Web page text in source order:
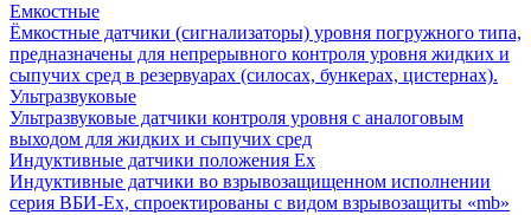
Емкостные
Ёмкостные датчики (сигнализаторы) уровня погружного типа,
предназначены для непрерывного контроля уровня жидких и
сыпучих сред в резервуарах (силосах, бункерах, цистернах).
Ультразвуковые
Ультразвуковые датчики контроля уровня с аналоговым
выходом для жидких и сыпучих сред
Индуктивные датчики положения Ех
Индуктивные датчики во взрывозащищенном исполнении
серия ВБИ-Ех, спроектированы с видом взрывозащиты «mb»